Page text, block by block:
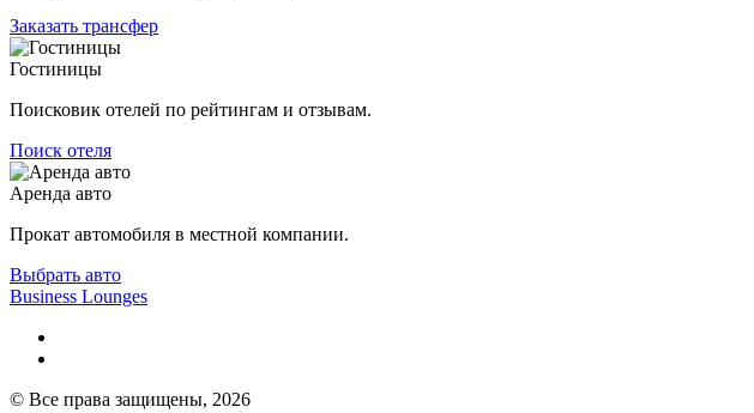
Заказать трансфер
Гостиницы
Поисковик отелей по рейтингам и отзывам.
Поиск отеля
Аренда авто
Прокат автомобиля в местной компании.
Выбрать авто
Business Lounges
© Все права защищены, 2026